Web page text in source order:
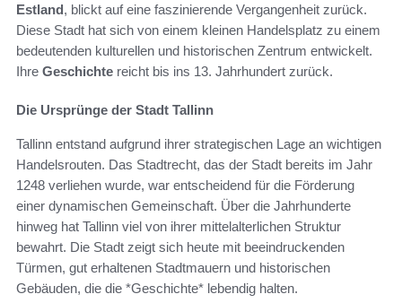
Estland, blickt auf eine faszinierende Vergangenheit zurück.
Diese Stadt hat sich von einem kleinen Handelsplatz zu einem
bedeutenden kulturellen und historischen Zentrum entwickelt.
Ihre Geschichte reicht bis ins 13. Jahrhundert zurück.
Die Ursprünge der Stadt Tallinn
Tallinn entstand aufgrund ihrer strategischen Lage an wichtigen
Handelsrouten. Das Stadtrecht, das der Stadt bereits im Jahr
1248 verliehen wurde, war entscheidend für die Förderung
einer dynamischen Gemeinschaft. Über die Jahrhunderte
hinweg hat Tallinn viel von ihrer mittelalterlichen Struktur
bewahrt. Die Stadt zeigt sich heute mit beeindruckenden
Türmen, gut erhaltenen Stadtmauern und historischen
Gebäuden, die die *Geschichte* lebendig halten.